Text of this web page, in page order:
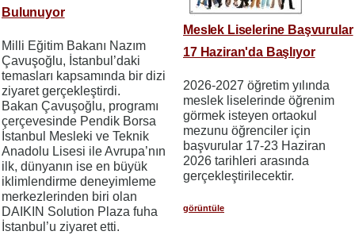
Bulunuyor
Milli Eğitim Bakanı Nazım
Çavuşoğlu, İstanbul’daki
temasları kapsamında bir dizi
ziyaret gerçekleştirdi.
Bakan Çavuşoğlu, programı
çerçevesinde Pendik Borsa
İstanbul Mesleki ve Teknik
Anadolu Lisesi ile Avrupa’nın
ilk, dünyanın ise en büyük
iklimlendirme deneyimleme
merkezlerinden biri olan
DAIKIN Solution Plaza fuha
İstanbul’u ziyaret etti.
Meslek Liselerine Başvurular
17 Haziran'da Başlıyor
2026-2027 öğretim yılında
meslek liselerinde öğrenim
görmek isteyen ortaokul
mezunu öğrenciler için
başvurular 17-23 Haziran
2026 tarihleri​​ arasında
gerçekleştirilecektir.
görüntüle